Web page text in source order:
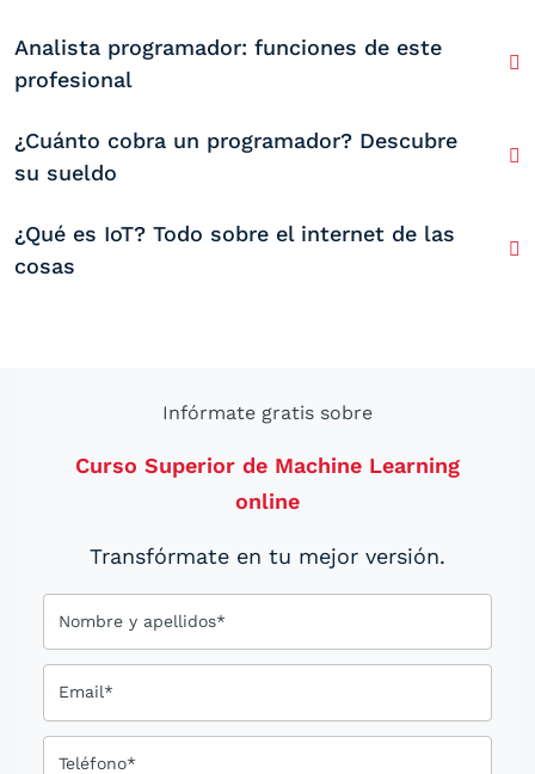
Analista programador: funciones de este
profesional
¿Cuánto cobra un programador? Descubre
su sueldo
¿Qué es IoT? Todo sobre el internet de las
cosas
Infórmate gratis sobre
Curso Superior de Machine Learning
online
Transfórmate en tu mejor versión.
Nombre y apellidos*
Email*
Teléfono*